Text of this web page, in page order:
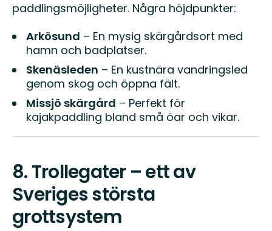
paddlingsmöjligheter. Några höjdpunkter:
Arkösund – En mysig skärgårdsort med
hamn och badplatser.
Skenäsleden – En kustnära vandringsled
genom skog och öppna fält.
Missjö skärgård – Perfekt för
kajakpaddling bland små öar och vikar.
8.Trollegater – ett av
Sveriges största
grottsystem